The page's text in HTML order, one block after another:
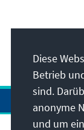
Diese
Betrieb
sind.
anonyme
und um